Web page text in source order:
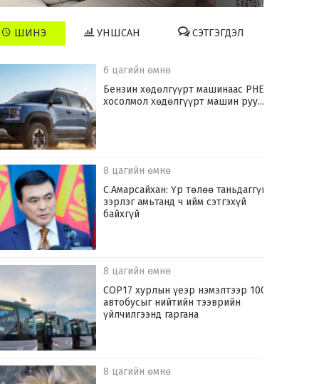
ШИНЭ УНШСАН СЭТГЭГДЭЛ
6 цагийн өмнө
​Бензин хөдөлгүүрт машинаас PHEV
хосолмол хөдөлгүүрт машин руу...
8 цагийн өмнө
С.Амарсайхан: Үр төлөө таньдаггүй
зэрлэг амьтанд ч ийм сэтгэхүй
байхгүй
8 цагийн өмнө
COP17 хурлын үеэр нэмэлтээр 100
автобусыг нийтийн тээврийн
үйлчилгээнд гаргана
8 цагийн өмнө